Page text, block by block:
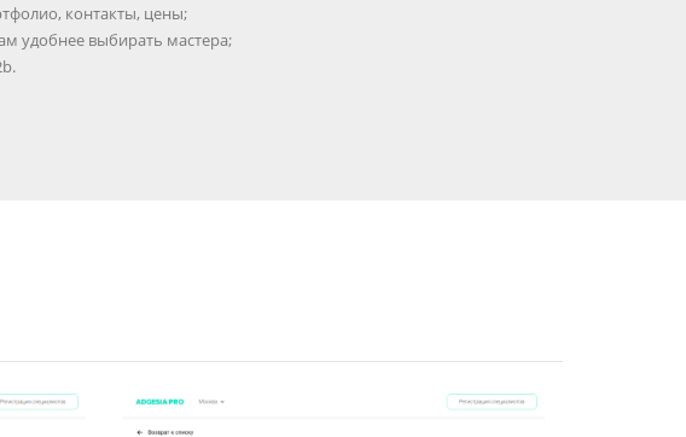
контакты, цены;
удобнее выбирать мастера;